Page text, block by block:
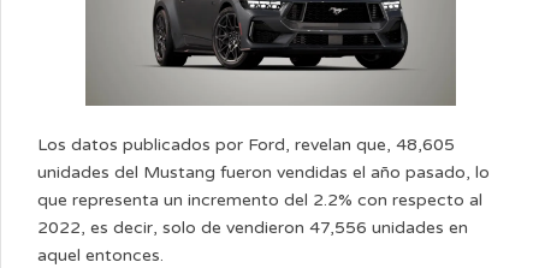
Los datos publicados por Ford, revelan que, 48,605
unidades del Mustang fueron vendidas el año pasado, lo
que representa un incremento del 2.2% con respecto al
2022, es decir, solo de vendieron 47,556 unidades en
aquel entonces.